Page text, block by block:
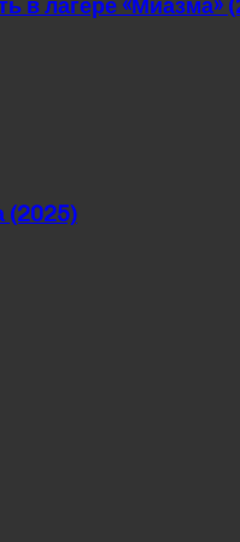
в лагере «Миазма»
(2025)